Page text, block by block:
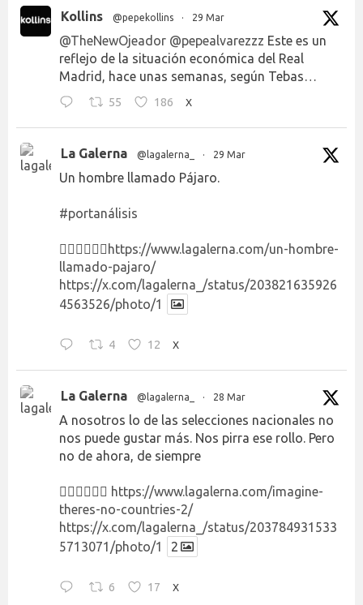
Kollins @pepekollins · 29 Mar
@TheNewOjeador @pepealvarezzz Este es un
reflejo de la situación económica del Real
Madrid, hace unas semanas, según Tebas…
55 186 X
La Galerna @lagalerna_ · 29 Mar
Un hombre llamado Pájaro.
#portanálisis
👉🏻👉🏻👉🏻 https://www.lagalerna.com/un-hombre-
llamado-pajaro/
https://x.com/lagalerna_/status/203821635926
4563526/photo/1
4 12 X
La Galerna @lagalerna_ · 28 Mar
A nosotros lo de las selecciones nacionales no
nos puede gustar más. Nos pirra ese rollo. Pero
no de ahora, de siempre
👉🏻👉🏻👉🏻 https://www.lagalerna.com/imagine-
theres-no-countries-2/
https://x.com/lagalerna_/status/203784931533
5713071/photo/1
2
6 17 X